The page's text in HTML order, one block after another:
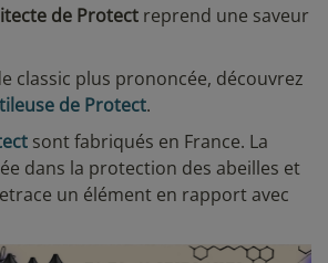
de Protect reprend une saveur
classic plus prononcée, découvrez
de Protect.
sont fabriqués en France. La
dans la protection des abeilles et
un élément en rapport avec